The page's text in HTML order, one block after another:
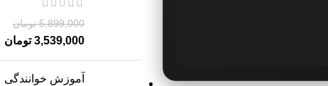
5,899,000 تومان
3,539,000 تومان
آموزش خوانندگی